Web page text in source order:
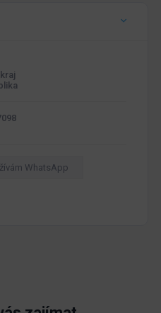
WhatsApp